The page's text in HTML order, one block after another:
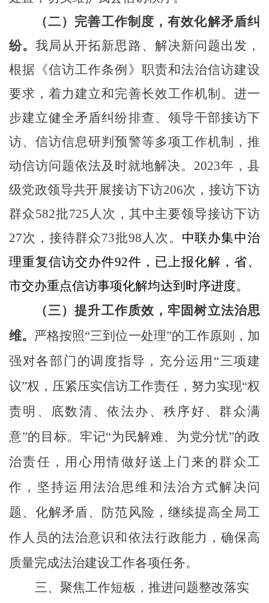
（二）完善工作制度，有效化解矛盾纠
纷。我局从开拓新思路、解决新问题出发，
根据《信访工作条例》职责和法治信访建设
要求，着力建立和完善长效工作机制。进一
步建立健全矛盾纠纷排查、领导干部接访下
访、信访信息研判预警等多项工作机制，推
动信访问题依法及时就地解决。 2023年 ， 县
级党政领导共开展接访下访206次，接访下访
群众582批725 人次 ， 其中主要领导接访下访
27次，接待群众73批98 人次 。 中联办集中治
理重复信访交办件92件， 已上报化解，省、
市交办重点信访事项化解均达到时序进度。
（三）提升工作质效，牢固树立法治思
维。 严格按照“三到位一处理”的工作原则，加
强对各部门的调度指导，充分运用“三项建
议”权，压紧压实信访工作责任，努力实现“权
责明、底数清、依法办、秩序好、群众满
意”的目标。牢记“为民解难、为党分忧”的政
治责任，用心用情做好送上门来的群众工
作，坚持运用法治思维和法治方式解决问
题、化解矛盾、防范风险， 继续提高全局工
作人员的法治意识和依法行政能力， 确保高
质量完成法治建设工作各项任务。
三、 聚焦工作短板，推进问题整改落实